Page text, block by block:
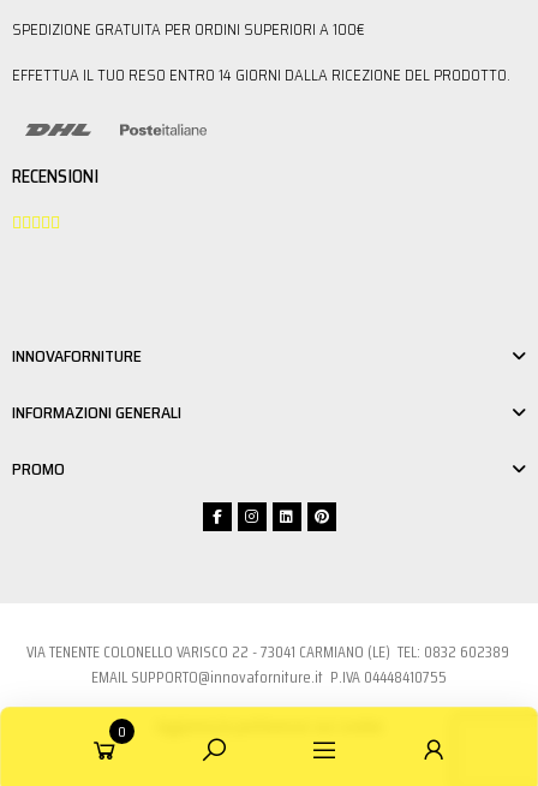
SPEDIZIONE GRATUITA PER ORDINI SUPERIORI A 100€
EFFETTUA IL TUO RESO ENTRO 14 GIORNI DALLA RICEZIONE DEL PRODOTTO.
RECENSIONI
    
INNOVAFORNITURE
INFORMAZIONI GENERALI
PROMO
VIA TENENTE COLONELLO VARISCO 22 - 73041 CARMIANO (LE) TEL: 0832 602389
EMAILSUPPORTO@innovaforniture.it P.IVA 04448410755
0